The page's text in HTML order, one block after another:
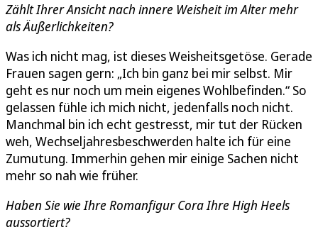
Zählt Ihrer Ansicht nach innere Weisheit im Alter mehr
als Äußerlichkeiten?
Was ich nicht mag, ist dieses Weisheitsgetöse. Gerade
Frauen sagen gern: „Ich bin ganz bei mir selbst. Mir
geht es nur noch um mein eigenes Wohlbefinden.“ So
gelassen fühle ich mich nicht, jedenfalls noch nicht.
Manchmal bin ich echt gestresst, mir tut der Rücken
weh, Wechseljahresbeschwerden halte ich für eine
Zumutung. Immerhin gehen mir einige Sachen nicht
mehr so nah wie früher.
Haben Sie wie Ihre Romanfigur Cora Ihre High Heels
aussortiert?